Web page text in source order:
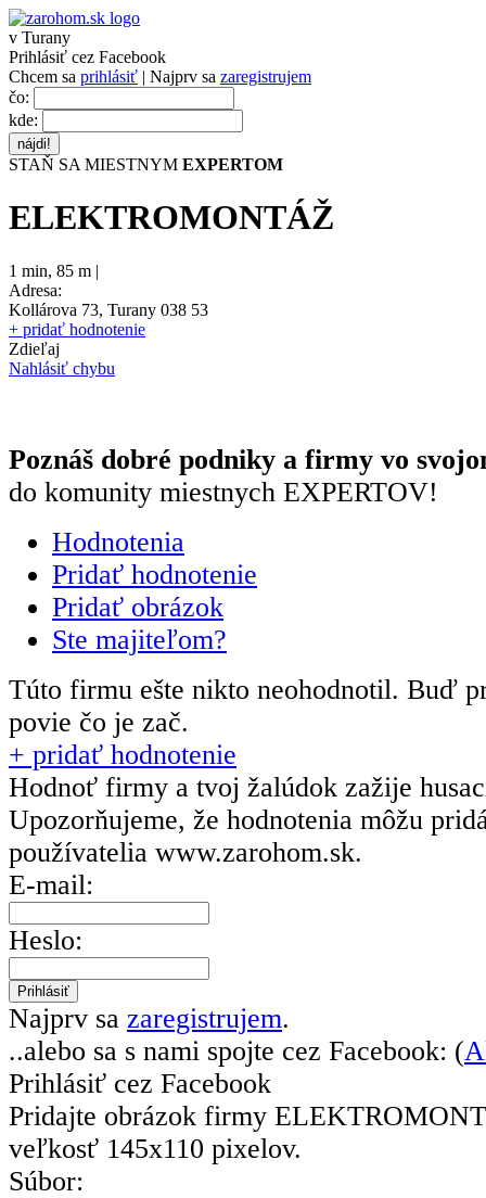
v Turany
Prihlásiť cez Facebook
Chcem sa prihlásiť | Najprv sa zaregistrujem
čo:
kde:
STAŇ SA MIESTNYM EXPERTOM
ELEKTROMONTÁŽ
1 min, 85 m |
Adresa:
Kollárova 73, Turany 038 53
+ pridať hodnotenie
Zdieľaj
Nahlásiť chybu
Poznáš dobré podniky a firmy vo
do komunity miestnych EXPERTOV!
Hodnotenia
Pridať hodnotenie
Pridať obrázok
Ste majiteľom?
Túto firmu ešte nikto neohodnotil. Buď
povie čo je zač.
+ pridať hodnotenie
Hodnoť firmy a tvoj žalúdok zažije
Upozorňujeme, že hodnotenia môžu
používatelia www.zarohom.sk.
E-mail:
Heslo:
Najprv sa zaregistrujem.
..alebo sa s nami spojte cez Facebook: (
Prihlásiť cez Facebook
Pridajte obrázok firmy
veľkosť 145x110 pixelov.
Súbor: